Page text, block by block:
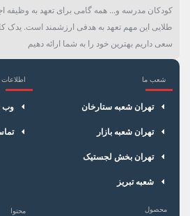
کد حرارتی 22
سایز آچار
ترمینال پیچی
کارکرد
جنس الکترود
کودکان مدرسه و... همه گامی برای تعهد به وظیفه
طلایی این مهم تعهد به هدفی ارزشمند است. یدک
سعی داریم بهترین خود را به شما ارائه دهیم
شعب ما
تهران شعبه ستارخان
تهران شعبه بازار
تهران بخش لجستیک
شعبه تبریز
اطلاعات
وب
محصول محتوا
×